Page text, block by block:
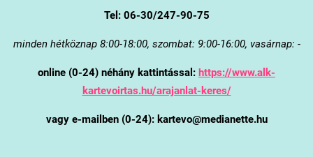
Tel: 06-30/247-90-75
minden hétköznap 8:00-18:00, szombat: 9:00-16:00, vasárnap: -
online (0-24) néhány kattintással: https://www.alk-
kartevoirtas.hu/arajanlat-keres/
vagy e-mailben (0-24): kartevo@medianette.hu